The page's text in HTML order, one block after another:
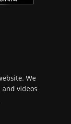
We
videos